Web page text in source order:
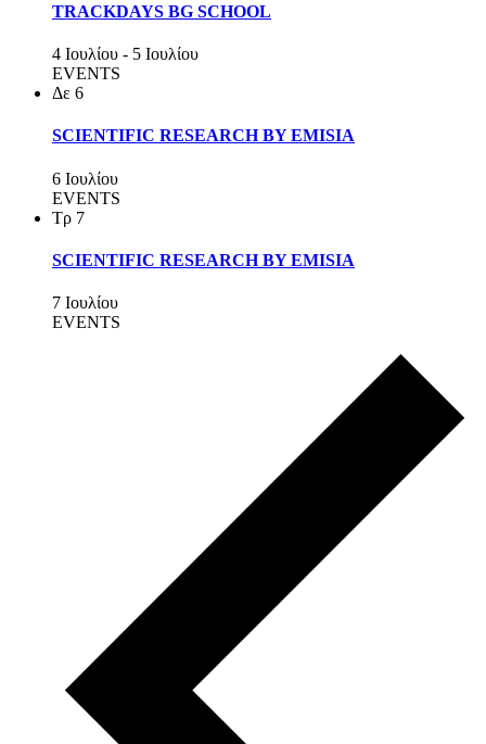
TRACKDAYS BG SCHOOL
4 Ιουλίου - 5 Ιουλίου
EVENTS
Δε 6
SCIENTIFIC RESEARCH BY EMISIA
6 Ιουλίου
EVENTS
Τρ 7
SCIENTIFIC RESEARCH BY EMISIA
7 Ιουλίου
EVENTS